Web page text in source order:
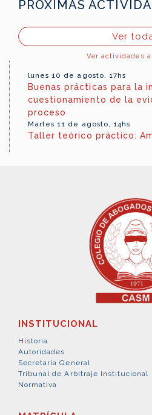
PRÓXIMAS
Ver
Ver actividades
lunes 10 de agosto, 17hs
Buenas prácticas para la
cuestionamiento de la
proceso
Martes 11 de agosto, 14hs
Taller teórico práctico:
INSTITUCIONAL
Historia
Autoridades
Secretaría General
Tribunal de Arbitraje Institucional
Normativa